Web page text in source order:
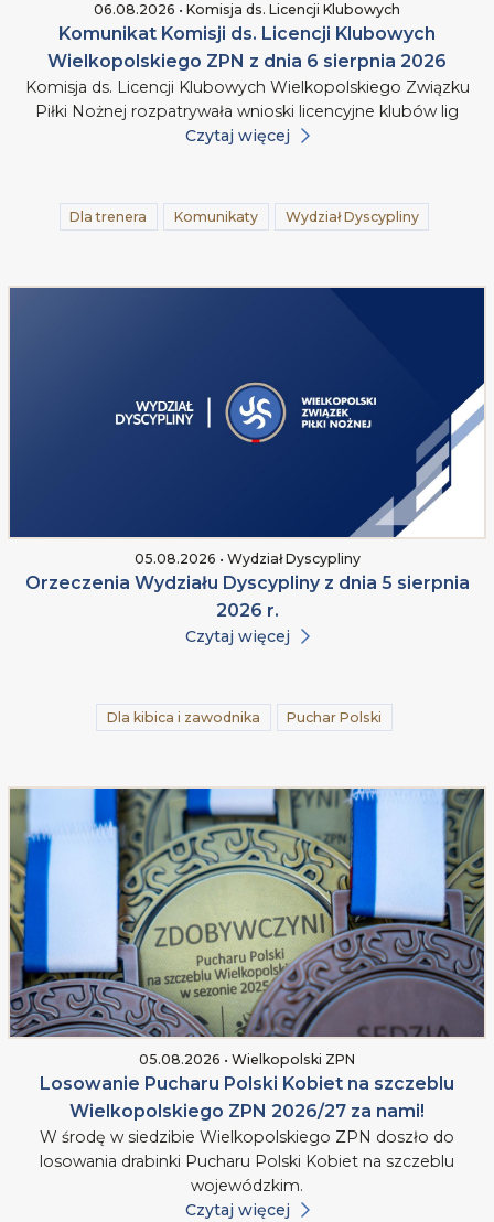
06.08.2026 • Komisja ds. Licencji Klubowych
Komunikat Komisji ds. Licencji Klubowych
Wielkopolskiego ZPN z dnia 6 sierpnia 2026
Komisja ds. Licencji Klubowych Wielkopolskiego Związku
Piłki Nożnej rozpatrywała wnioski licencyjne klubów lig
Czytaj więcej
Dla trenera Komunikaty Wydział Dyscypliny
05.08.2026 • Wydział Dyscypliny
Orzeczenia Wydziału Dyscypliny z dnia 5 sierpnia
2026 r.
Czytaj więcej
Dla kibica i zawodnika Puchar Polski
05.08.2026 • Wielkopolski ZPN
Losowanie Pucharu Polski Kobiet na szczeblu
Wielkopolskiego ZPN 2026/27 za nami!
W środę w siedzibie Wielkopolskiego ZPN doszło do
losowania drabinki Pucharu Polski Kobiet na szczeblu
wojewódzkim.
Czytaj więcej